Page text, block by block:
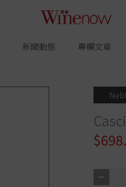
新聞動態 專欄文章